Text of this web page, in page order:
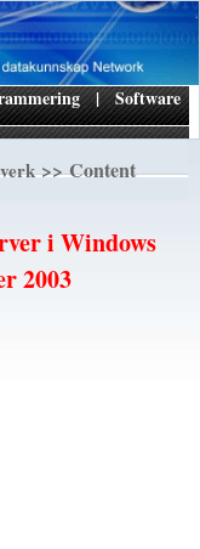
| Software
>> Content
i Windows
2003